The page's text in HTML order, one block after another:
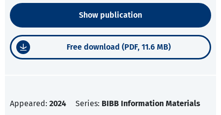
Show publication
Free download (PDF, 11.6 MB)
Appeared: 2024 Series: BIBB Information Materials